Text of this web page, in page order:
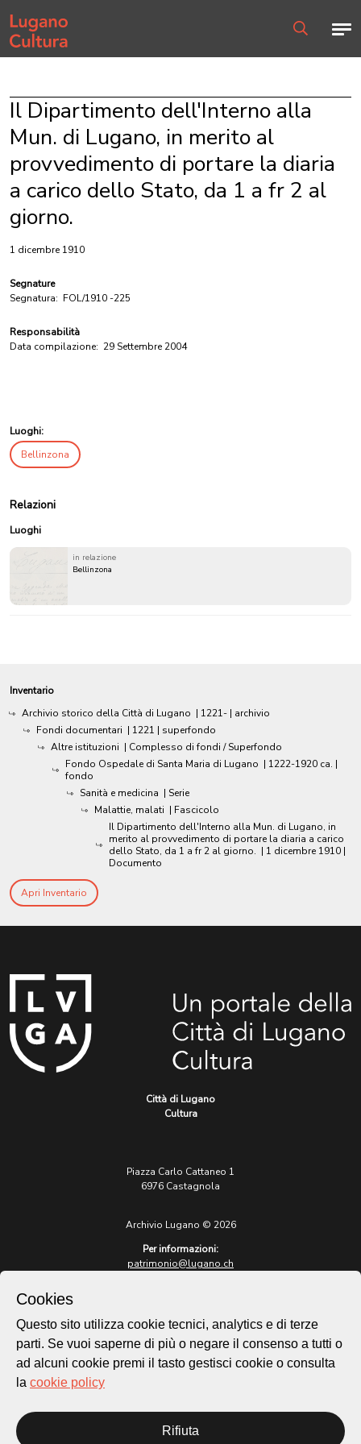
Home page
Il Dipartimento dell'Interno alla
Mun. di Lugano, in merito al
provvedimento di portare la diaria
a carico dello Stato, da 1 a fr 2 al
giorno.
1 dicembre 1910
Segnature
Segnatura: FOL/1910 -225
Responsabilità
Data compilazione: 29 Settembre 2004
Luoghi:
Bellinzona
Relazioni
Luoghi
in relazione
Bellinzona
Inventario
Archivio storico della Città di Lugano | 1221- | archivio
Fondi documentari | 1221 | superfondo
Altre istituzioni | Complesso di fondi / Superfondo
Fondo Ospedale di Santa Maria di Lugano | 1222-1920 ca. |
fondo
Sanità e medicina | Serie
Malattie, malati | Fascicolo
Il Dipartimento dell'Interno alla Mun. di Lugano, in
merito al provvedimento di portare la diaria a carico
dello Stato, da 1 a fr 2 al giorno. | 1 dicembre 1910 |
Documento
Apri Inventario
Città di Lugano
Cultura
Piazza Carlo Cattaneo 1
6976 Castagnola
Archivio Lugano © 2026
Per informazioni:
patrimonio@lugano.ch
lugano.ch
Cookie policy
Homepage
Temi
Cookies
Questo sito utilizza cookie tecnici, analytics e di terze
parti. Se vuoi saperne di più o negare il consenso a tutti o
ad alcuni cookie premi il tasto gestisci cookie o consulta
la cookie policy
Rifiuta